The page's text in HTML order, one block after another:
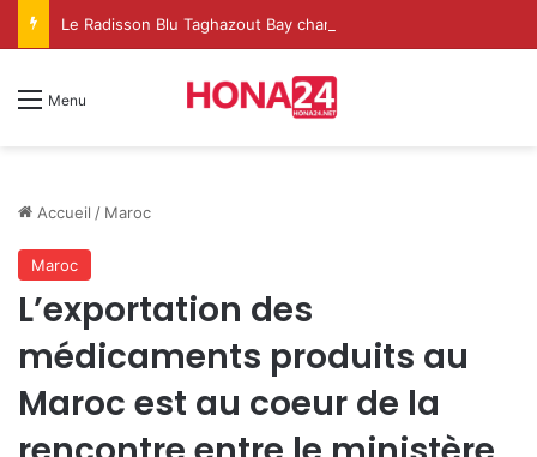
Menu
Accueil / Maroc
Maroc
L’exportation des
médicaments produits au
Maroc est au coeur de la